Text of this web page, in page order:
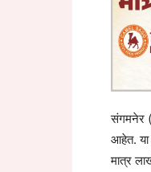
संगमनेर
आहेत. या
मात्र